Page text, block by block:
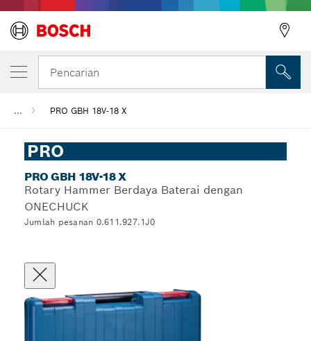
Pencarian
... PRO GBH 18V-18 X
PRO
PRO GBH 18V-18 X
Rotary Hammer Berdaya Baterai dengan
ONECHUCK
Jumlah pesanan 0.611.927.1J0